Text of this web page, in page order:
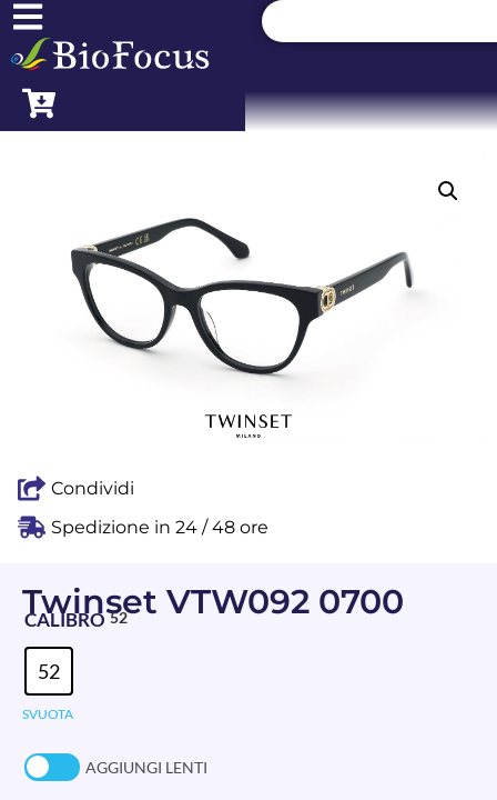
Condividi
Spedizione in 24 / 48 ore
Twinset VTW092 0700
CALIBRO 52
52
SVUOTA
AGGIUNGI LENTI